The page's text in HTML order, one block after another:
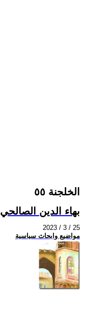
الخلجنة ٥٥
بهاء الدين الصالحي
2023 / 3 / 25
مواضيع وابحاث سياسية